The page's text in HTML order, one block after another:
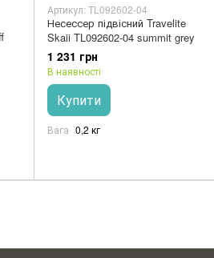
Артикул: TL092602-04
Несессер підвісний Travelite
Skaii TL092602-04 summit grey
1 231 грн
В наявності
Купити
Вага 0,2 кг